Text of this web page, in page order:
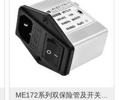
ME172系列双保险管及开关型